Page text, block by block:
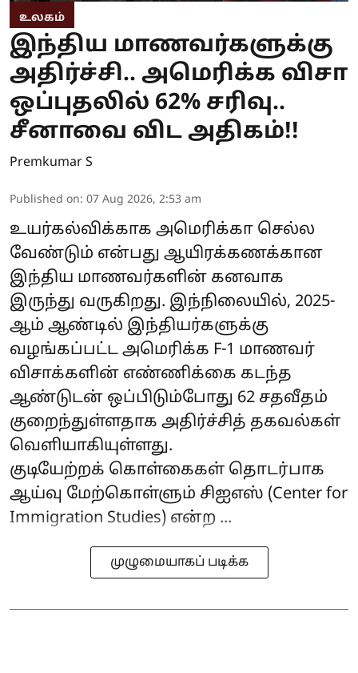
உலகம்
இந்திய மாணவர்களுக்கு
அதிர்ச்சி.. அமெரிக்க விசா
ஒப்புதலில் 62% சரிவு..
சீனாவை விட அதிகம்!!
Premkumar S
Published on: 07 Aug 2026, 2:53 am
உயர்கல்விக்காக அமெரிக்கா செல்ல
வேண்டும் என்பது ஆயிரக்கணக்கான
இந்திய மாணவர்களின் கனவாக
இருந்து வருகிறது. இந்நிலையில், 2025-
ஆம் ஆண்டில் இந்தியர்களுக்கு
வழங்கப்பட்ட அமெரிக்க F-1 மாணவர்
விசாக்களின் எண்ணிக்கை கடந்த
ஆண்டுடன் ஒப்பிடும்போது 62 சதவீதம்
குறைந்துள்ளதாக அதிர்ச்சித் தகவல்கள்
வெளியாகியுள்ளது.
குடியேற்றக் கொள்கைகள் தொடர்பாக
ஆய்வு மேற்கொள்ளும் சிஐஎஸ் (Center for
Immigration Studies) என்ற ...
முழுமையாகப் படிக்க